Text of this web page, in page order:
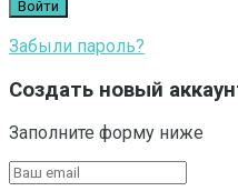
Забыли пароль?
Создать новый
Заполните форму ниже